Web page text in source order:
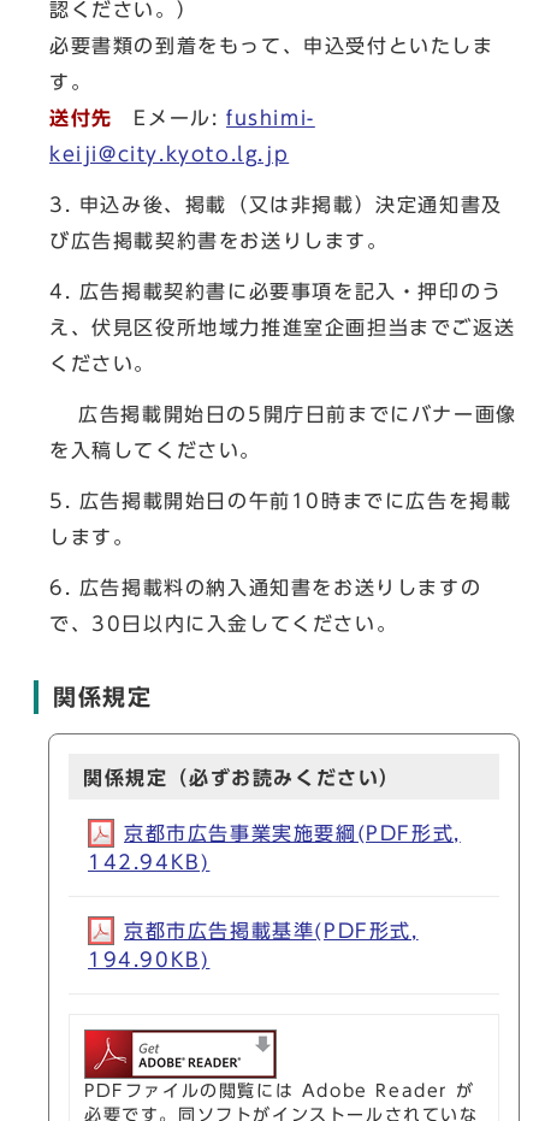
認ください。）
必要書類の到着をもって、申込受付といたしま
す。
送付先 Eメール:fushimi-
keiji@city.kyoto.lg.jp
3. 申込み後、掲載（又は非掲載）決定通知書及
び広告掲載契約書をお送りします。
4. 広告掲載契約書に必要事項を記入・押印のう
え、伏見区役所地域力推進室企画担当までご返送
ください。
広告掲載開始日の5開庁日前までにバナー画像
を入稿してください。
5. 広告掲載開始日の午前10時までに広告を掲載
します。
6. 広告掲載料の納入通知書をお送りしますの
で、30日以内に入金してください。
関係規定
関係規定（必ずお読みください）
京都市広告事業実施要綱(PDF形式,
142.94KB)
京都市広告掲載基準(PDF形式,
194.90KB)
PDFファイルの閲覧には Adobe Reader が
必要です。同ソフトがインストールされていな